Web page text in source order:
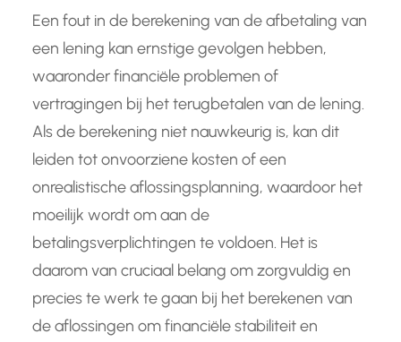
Een fout in de berekening van de afbetaling van
een lening kan ernstige gevolgen hebben,
waaronder financiële problemen of
vertragingen bij het terugbetalen van de lening.
Als de berekening niet nauwkeurig is, kan dit
leiden tot onvoorziene kosten of een
onrealistische aflossingsplanning, waardoor het
moeilijk wordt om aan de
betalingsverplichtingen te voldoen. Het is
daarom van cruciaal belang om zorgvuldig en
precies te werk te gaan bij het berekenen van
de aflossingen om financiële stabiliteit en